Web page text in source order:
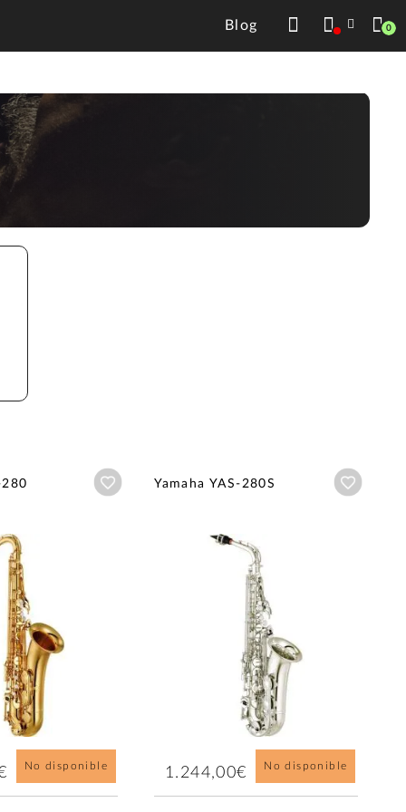
Blog 0
280 Añadir a wishlist
No disponible
Yamaha YAS-280S
1.244,00€ No disponible